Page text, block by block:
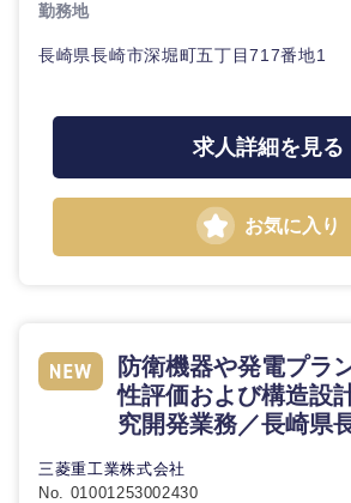
勤務地
長崎県長崎市深堀町五丁目717番地1
求人詳細を見る
お気に入り
防衛機器や発電プラ
性評価および構造設
究開発業務／長崎県
三菱重工業株式会社
No. 01001253002430